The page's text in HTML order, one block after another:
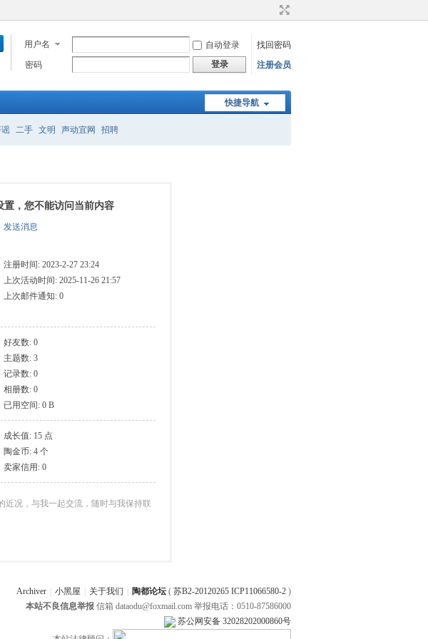
用户名 自动登录
找回密码
密码
登录 注册会员
快捷导航
谣 二手 文明 声动宜网 招聘
置，您不能访问当前内容
发送消息
注册时间: 2023-2-27 23:24
上次活动时间: 2025-11-26 21:57
上次邮件通知: 0
好友数: 0
主题数: 3
记录数: 0
相册数: 0
已用空间: 0 B
成长值: 15 点
陶金币: 4 个
卖家信用: 0
近况，与我一起交流，随时与我保持联
Archiver 小黑屋 关于我们 陶都论坛 ( 苏B2-20120265 ICP11066580-2 )
本站不良信息举报 信箱 dataodu@foxmail.com 举报电话：0510-87586000
苏公网安备 32028202000860号